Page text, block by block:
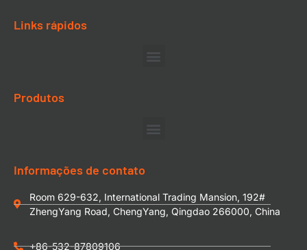
Links rápidos
Produtos
Informações de contato
Room 629-632, International Trading Mansion, 192#
ZhengYang Road, ChengYang, Qingdao 266000, China
+86-532-87809106